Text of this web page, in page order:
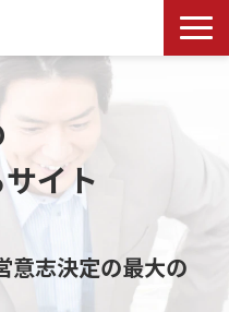
ビス
事
一覧
合せ
イト
意志決定の最大の